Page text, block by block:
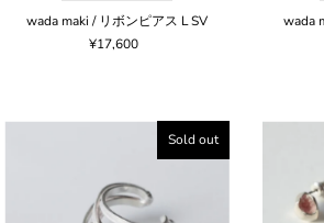
wada maki / リボンピアス L SV
¥17,600
wada
Sold out